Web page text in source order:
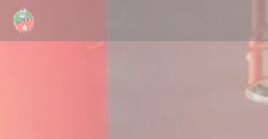
Πίνακας διαχείρισης "Μπισκότων" (Cookies)